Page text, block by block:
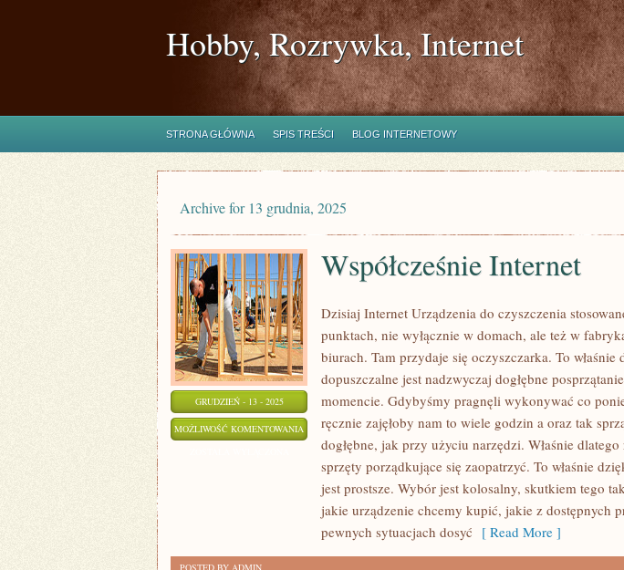
Hobby, Rozrywka, Internet
STRONA GŁÓWNA SPIS TREŚCI BLOG INTERNETOWY
Archive for 13 grudnia, 2025
GRUDZIEŃ - 13 - 2025
MOŻLIWOŚĆ KOMENTOWANIA WSPÓŁCZEŚNIE
INTERNET
Współcześnie Internet
Dzisiaj Internet Urządzenia do czyszczenia
punktach, nie wyłącznie w domach, ale też w
biurach. Tam przydaje się oczyszczarka. To właśnie
dopuszczalne jest nadzwyczaj dogłębne
momencie. Gdybyśmy pragnęli wykonywać co
ręcznie zajęłoby nam to wiele godzin a oraz tak
dogłębne, jak przy użyciu narzędzi. Właśnie
sprzęty porządkujące się zaopatrzyć. To właśnie
jest prostsze. Wybór jest kolosalny, skutkiem tego
jakie urządzenie chcemy kupić, jakie z dostępnych
pewnych sytuacjach dosyć [ Read More ]
POSTED BY ADMIN